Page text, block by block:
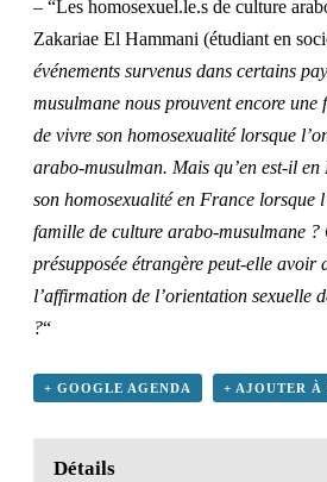
– “Les homosexuel.le.s de culture
Zakariae El Hammani (étudiant en
événements survenus dans certains
musulmane nous prouvent encore une
de vivre son homosexualité lorsque
arabo-musulman. Mais qu’en est-il
son homosexualité en France lorsque
famille de culture arabo-musulmane ?
présupposée étrangère peut-elle avoir
l’affirmation de l’orientation sexuelle
?“
+ GOOGLE AGENDA + AJOUTER À
Détails